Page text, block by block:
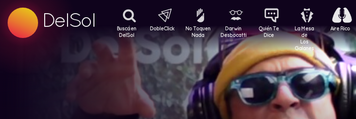
DelSol
99.5 FM
Buscá en
DelSol
DobleClick
No Toquen
Nada
Darwin
Desbocatti
Quién Te
Dice
La Mesa
de
Los
Galanes
Aire Rico